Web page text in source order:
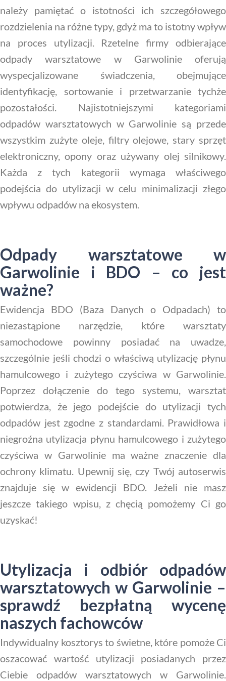
należy pamiętać o istotności ich szczegółowego
rozdzielenia na różne typy, gdyż ma to istotny wpływ
na proces utylizacji. Rzetelne firmy odbierające
odpady warsztatowe w Garwolinie oferują
wyspecjalizowane świadczenia, obejmujące
identyfikację, sortowanie i przetwarzanie tychże
pozostałości. Najistotniejszymi kategoriami
odpadów warsztatowych w Garwolinie są przede
wszystkim zużyte oleje, filtry olejowe, stary sprzęt
elektroniczny, opony oraz używany olej silnikowy.
Każda z tych kategorii wymaga właściwego
podejścia do utylizacji w celu minimalizacji złego
wpływu odpadów na ekosystem.
Odpady warsztatowe w
Garwolinie i BDO – co jest
ważne?
Ewidencja BDO (Baza Danych o Odpadach) to
niezastąpione narzędzie, które warsztaty
samochodowe powinny posiadać na uwadze,
szczególnie jeśli chodzi o właściwą utylizację płynu
hamulcowego i zużytego czyściwa w Garwolinie.
Poprzez dołączenie do tego systemu, warsztat
potwierdza, że jego podejście do utylizacji tych
odpadów jest zgodne z standardami. Prawidłowa i
niegroźna utylizacja płynu hamulcowego i zużytego
czyściwa w Garwolinie ma ważne znaczenie dla
ochrony klimatu. Upewnij się, czy Twój autoserwis
znajduje się w ewidencji BDO. Jeżeli nie masz
jeszcze takiego wpisu, z chęcią pomożemy Ci go
uzyskać!
Utylizacja i odbiór odpadów
warsztatowych w Garwolinie –
sprawdź bezpłatną wycenę
naszych fachowców
Indywidualny kosztorys to świetne, które pomoże Ci
oszacować wartość utylizacji posiadanych przez
Ciebie odpadów warsztatowych w Garwolinie.